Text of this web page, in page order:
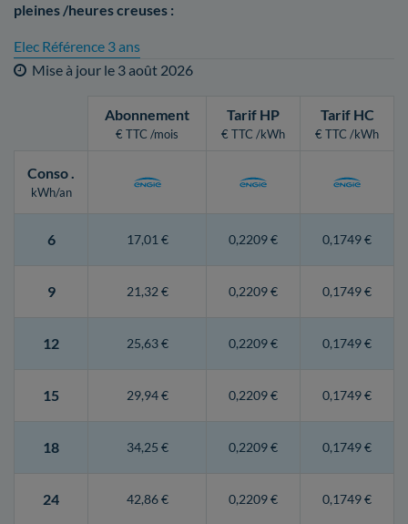
pleines /heures creuses :
Elec Référence 3 ans
Mise à jour le 3 août 2026
Abonnement
€ TTC /mois
Tarif HP
€ TTC /kWh
Tarif HC
€ TTC /kWh
Conso.
kWh/an
6 17,01 € 0,2209 € 0,1749 €
9 21,32 € 0,2209 € 0,1749 €
12 25,63 € 0,2209 € 0,1749 €
15 29,94 € 0,2209 € 0,1749 €
18 34,25 € 0,2209 € 0,1749 €
24 42,86 € 0,2209 € 0,1749 €